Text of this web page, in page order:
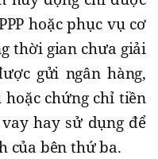
hoặc phục vụ cơ
thời gian chưa giải
gửi ngân hàng,
chứng chỉ tiền
hay sử dụng để
của bên thứ ba.